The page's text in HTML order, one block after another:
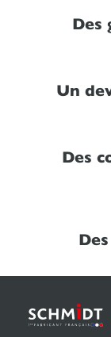
Des
Un
Des